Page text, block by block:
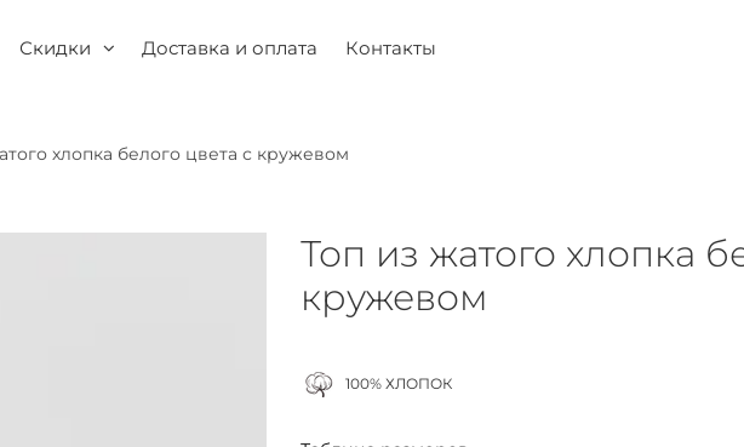
Скидки Доставка и оплата Контакты
хлопка белого цвета с кружевом
Топ из жатого хлопка
кружевом
100% ХЛОПОК